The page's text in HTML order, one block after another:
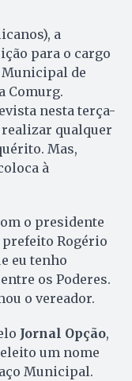
a
para o cargo
Municipal de
Comurg.
nesta terça-
realizar qualquer
Mas,
à
o presidente
Rogério
eu tenho
os Poderes.
o vereador.
Jornal Opção,
um nome
Municipal.